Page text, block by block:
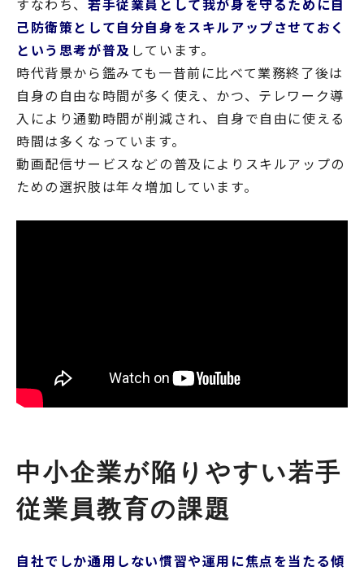
すなわち、 若手従業員として我が身を守るために自
己防衛策として自分自身をスキルアップさせておく
という思考が普及 しています。
時代背景から鑑みても一昔前に比べて業務終了後は
自身の自由な時間が多く使え、かつ、テレワーク導
入により通勤時間が削減され、自身で自由に使える
時間は多くなっています。
動画配信サービスなどの普及によりスキルアップの
ための選択肢は年々増加しています。
中小企業が陥りやすい若手
従業員教育の課題
自社でしか通用しない慣習や運用に焦点を当たる傾